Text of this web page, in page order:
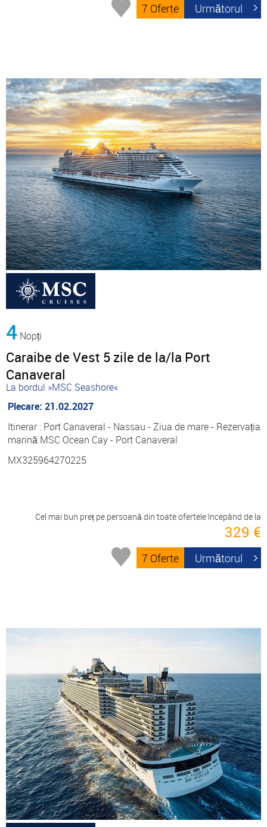
7 Oferte Următorul
4 Nopți
Caraibe de Vest 5 zile de la/la Port
Canaveral
La bordul »MSC Seashore«
Plecare: 21.02.2027
Itinerar : Port Canaveral - Nassau - Ziua de mare - Rezervația
marină MSC Ocean Cay - Port Canaveral
MX325964270225
Cel mai bun preț pe persoană din toate ofertele începând de la
329 €
7 Oferte Următorul